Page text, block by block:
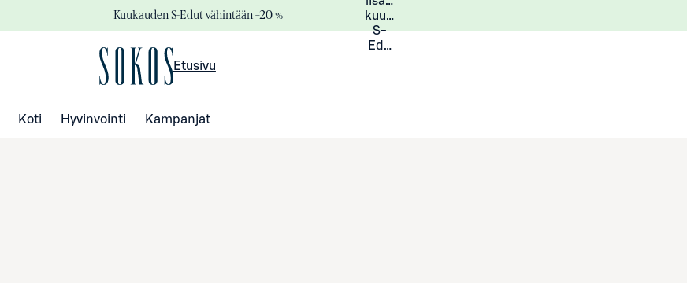
Kuukauden S-Edut vähintään –20 %
kuukauden
S-
Eduista
Etusivu
Koti Hyvinvointi Kampanjat